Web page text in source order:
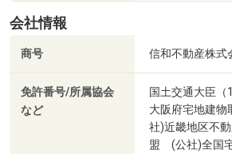
会社情報
商号 信和不動産株式
免許番号/所属協会
など
国土交通大臣（
大阪府宅地建
社)近畿地区不
盟 (公社)全国